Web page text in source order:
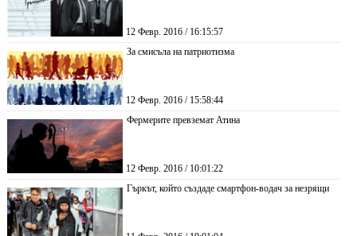
12 Февр. 2016 / 16:15:57
За смисъла на патриотизма
12 Февр. 2016 / 15:58:44
Фермерите превземат Атина
12 Февр. 2016 / 10:01:22
Гъркът, който създаде смартфон-водач за незрящи